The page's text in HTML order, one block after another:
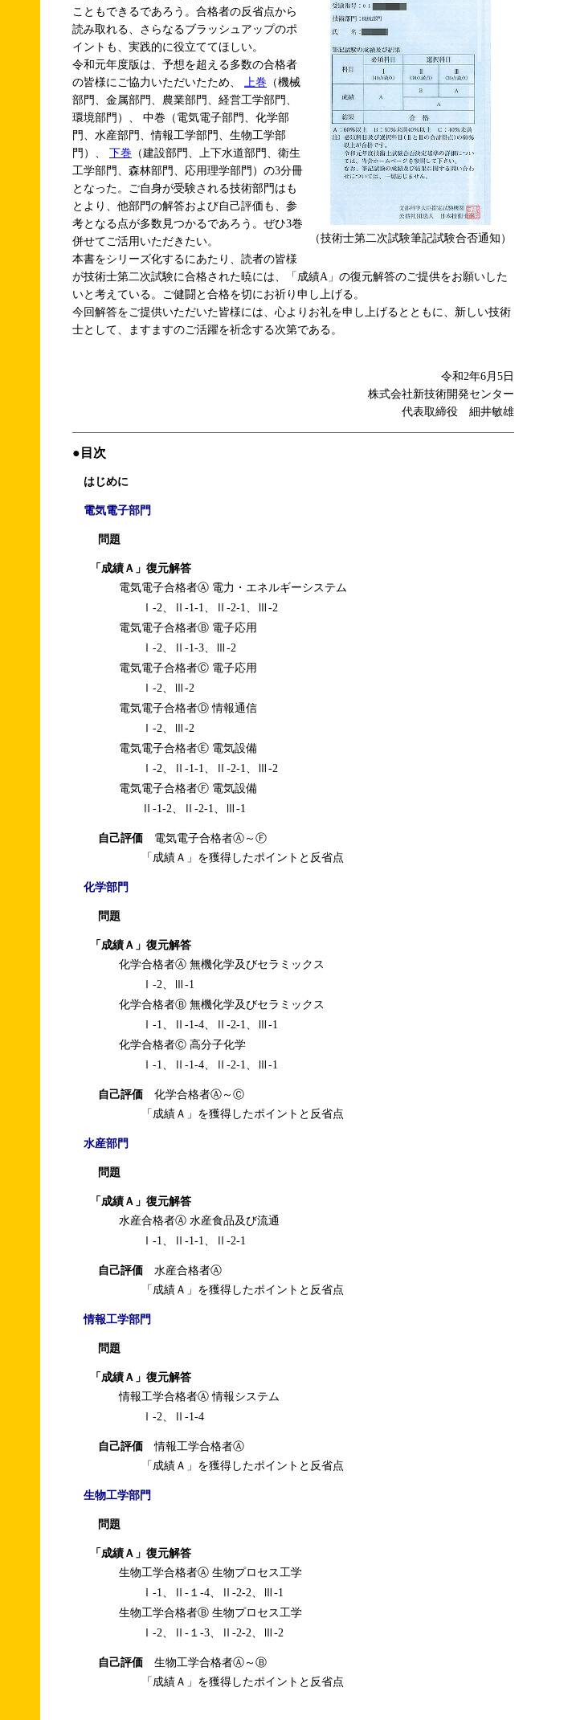
（技術士第二次試験筆記試験合否通知）
こともできるであろう。合格者の反省点から
読み取れる、さらなるブラッシュアップのポ
イントも、実践的に役立ててほしい。
令和元年度版は、予想を超える多数の合格者
の皆様にご協力いただいたため、 上巻 （機械
部門、金属部門、農業部門、経営工学部門、
環境部門）、 中巻（電気電子部門、化学部
門、水産部門、情報工学部門、生物工学部
門）、 下巻 （建設部門、上下水道部門、衛生
工学部門、森林部門、応用理学部門）の3分冊
となった。ご自身が受験される技術部門はも
とより、他部門の解答および自己評価も、参
考となる点が多数見つかるであろう。ぜひ3巻
併せてご活用いただきたい。
本書をシリーズ化するにあたり、読者の皆様
が技術士第二次試験に合格された暁には、「成績A」の復元解答のご提供をお願いした
いと考えている。ご健闘と合格を切にお祈り申し上げる。
今回解答をご提供いただいた皆様には、心よりお礼を申し上げるとともに、新しい技術
士として、ますますのご活躍を祈念する次第である。
令和2年6月5日
株式会社新技術開発センター
代表取締役 細井敏雄
●目次
はじめに
電気電子部門
問題
「成績Ａ」復元解答
電気電子合格者Ⓐ 電力・エネルギーシステム
Ⅰ-2、Ⅱ-1-1、Ⅱ-2-1、Ⅲ-2
電気電子合格者Ⓑ 電子応用
Ⅰ-2、Ⅱ-1-3、Ⅲ-2
電気電子合格者Ⓒ 電子応用
Ⅰ-2、Ⅲ-2
電気電子合格者Ⓓ 情報通信
Ⅰ-2、Ⅲ-2
電気電子合格者Ⓔ 電気設備
Ⅰ-2、Ⅱ-1-1、Ⅱ-2-1、Ⅲ-2
電気電子合格者Ⓕ 電気設備
Ⅱ-1-2、Ⅱ-2-1、Ⅲ-1
自己評価 電気電子合格者Ⓐ～Ⓕ
「成績Ａ」を獲得したポイントと反省点
化学部門
問題
「成績Ａ」復元解答
化学合格者Ⓐ 無機化学及びセラミックス
Ⅰ-2、Ⅲ-1
化学合格者Ⓑ 無機化学及びセラミックス
Ⅰ-1、Ⅱ-1-4、Ⅱ-2-1、Ⅲ-1
化学合格者Ⓒ 高分子化学
Ⅰ-1、Ⅱ-1-4、Ⅱ-2-1、Ⅲ-1
自己評価 化学合格者Ⓐ～Ⓒ
「成績Ａ」を獲得したポイントと反省点
水産部門
問題
「成績Ａ」復元解答
水産合格者Ⓐ 水産食品及び流通
Ⅰ-1、Ⅱ-1-1、Ⅱ-2-1
自己評価 水産合格者Ⓐ
「成績Ａ」を獲得したポイントと反省点
情報工学部門
問題
「成績Ａ」復元解答
情報工学合格者Ⓐ 情報システム
Ⅰ-2、Ⅱ-1-4
自己評価情報工学合格者Ⓐ
「成績Ａ」を獲得したポイントと反省点
生物工学部門
問題
「成績Ａ」復元解答
生物工学合格者Ⓐ 生物プロセス工学
Ⅰ-1、Ⅱ-１-4、Ⅱ-2-2、Ⅲ-1
生物工学合格者Ⓑ 生物プロセス工学
Ⅰ-2、Ⅱ-１-3、Ⅱ-2-2、Ⅲ-2
自己評価 生物工学合格者Ⓐ～Ⓑ
「成績Ａ」を獲得したポイントと反省点